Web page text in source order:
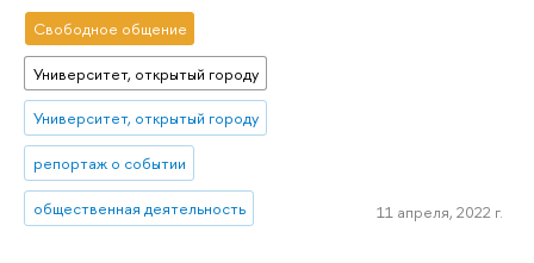
Свободное общение
Университет, открытый городу
Университет, открытый городу
репортаж о событии
общественная деятельность 11 апреля, 2022 г.